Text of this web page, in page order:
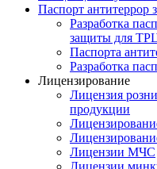
Паспорт антитеррор
Разработка
защиты для
Паспорта
Разработка
Лицензирование
Лицензия
продукции
Лицензии МЧС
Лицензии